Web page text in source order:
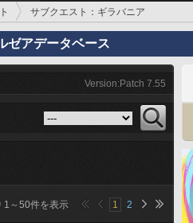
サブクエスト：ギラバニア
ゼアデータベース
Version:Patch 7.55
1 ～50件を表示 1 2